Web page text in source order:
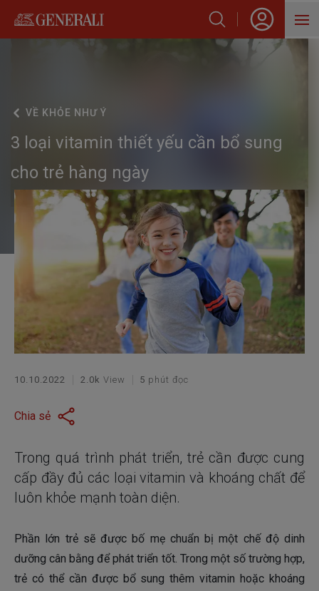
VỀ KHỎE NHƯ Ý
3 loại vitamin thiết yếu cần bổ sung
cho trẻ hàng ngày
10.10.2022 2.0k View 5 phút đọc
Chia sẻ
Trong quá trình phát triển, trẻ cần được cung
cấp đầy đủ các loại vitamin và khoáng chất để
luôn khỏe mạnh toàn diện.
Phần lớn trẻ sẽ được bố mẹ chuẩn bị một chế độ dinh
dưỡng cân bằng để phát triển tốt. Trong một số trường hợp,
trẻ có thể cần được bổ sung thêm vitamin hoặc khoáng